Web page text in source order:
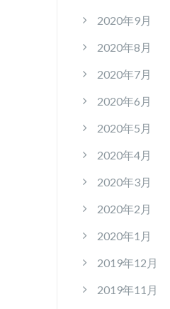
2020年9月
2020年8月
2020年7月
2020年6月
2020年5月
2020年4月
2020年3月
2020年2月
2020年1月
2019年12月
2019年11月